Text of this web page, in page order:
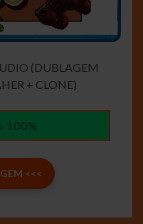
(DUBLAGEM
+ CLONE)
100%
<<<